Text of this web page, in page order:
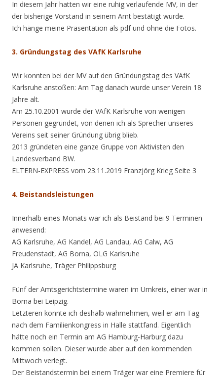
In diesem Jahr hatten wir eine ruhig verlaufende MV, in der
der bisherige Vorstand in seinem Amt bestätigt wurde.
Ich hänge meine Präsentation als pdf und ohne die Fotos.
3. Gründungstag des VAfK Karlsruhe
Wir konnten bei der MV auf den Gründungstag des VAfK
Karlsruhe anstoßen: Am Tag danach wurde unser Verein 18
Jahre alt.
Am 25.10.2001 wurde der VAfK Karlsruhe von wenigen
Personen gegründet, von denen ich als Sprecher unseres
Vereins seit seiner Gründung übrig blieb.
2013 gründeten eine ganze Gruppe von Aktivisten den
Landesverband BW.
ELTERN-EXPRESS vom 23.11.2019 Franzjörg Krieg Seite 3
4. Beistandsleistungen
Innerhalb eines Monats war ich als Beistand bei 9 Terminen
anwesend:
AG Karlsruhe, AG Kandel, AG Landau, AG Calw, AG
Freudenstadt, AG Borna, OLG Karlsruhe
JA Karlsruhe, Träger Philippsburg
Fünf der Amtsgerichtstermine waren im Umkreis, einer war in
Borna bei Leipzig.
Letzteren konnte ich deshalb wahrnehmen, weil er am Tag
nach dem Familienkongress in Halle stattfand. Eigentlich
hätte noch ein Termin am AG Hamburg-Harburg dazu
kommen sollen. Dieser wurde aber auf den kommenden
Mittwoch verlegt.
Der Beistandstermin bei einem Träger war eine Premiere für